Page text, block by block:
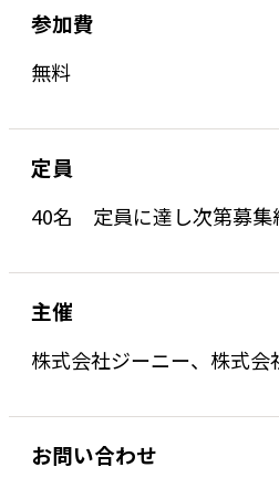
参加費
無料
定員
40名 定員に達し次第募集
主催
株式会社ジーニー、株式会
お問い合わせ